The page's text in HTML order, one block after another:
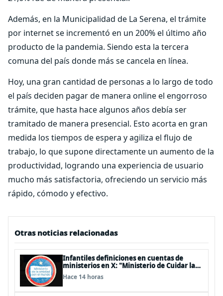
Además, en la Municipalidad de La Serena, el trámite
por internet se incrementó en un 200% el último año
producto de la pandemia. Siendo esta la tercera
comuna del país donde más se cancela en línea.
Hoy, una gran cantidad de personas a lo largo de todo
el país deciden pagar de manera online el engorroso
trámite, que hasta hace algunos años debía ser
tramitado de manera presencial. Esto acorta en gran
medida los tiempos de espera y agiliza el flujo de
trabajo, lo que supone directamente un aumento de la
productividad, logrando una experiencia de usuario
mucho más satisfactoria, ofreciendo un servicio más
rápido, cómodo y efectivo.
Otras noticias relacionadas
Infantiles definiciones en cuentas de
ministerios en X: "Ministerio de Cuidar la
Plata", "Ministerio de la amistad..."
Hace 14 horas